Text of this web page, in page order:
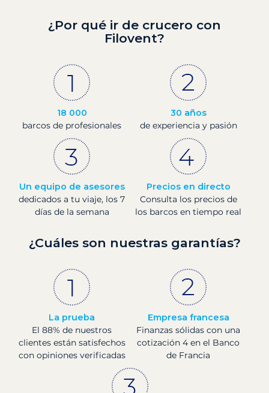
¿Por qué ir de crucero con
Filovent?
18 000
barcos de profesionales
30 años
de experiencia y pasión
Un equipo de asesores
dedicados a tu viaje, los 7
días de la semana
Precios en directo
Consulta los precios de
los barcos en tiempo real
¿Cuáles son nuestras garantías?
La prueba
El 88% de nuestros
clientes están satisfechos
con opiniones verificadas
Empresa francesa
Finanzas sólidas con una
cotización 4 en el Banco
de Francia